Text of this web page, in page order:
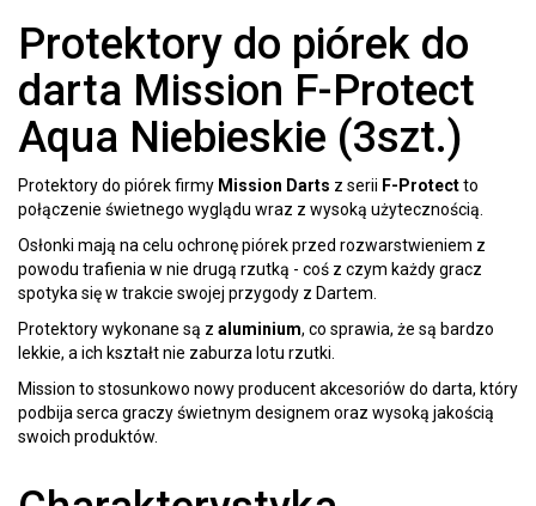
Protektory do piórek do
darta Mission F-Protect
Aqua Niebieskie (3szt.)
Protektory do piórek firmy Mission Darts z serii F-Protectto
połączenie świetnego wyglądu wraz z wysoką użytecznością.
Osłonki mają na celu ochronę piórek przed rozwarstwieniem z
powodu trafienia w nie drugą rzutką - coś z czym każdy gracz
spotyka się w trakcie swojej przygody z Dartem.
Protektory wykonane są z aluminium, co sprawia, że są bardzo
lekkie, a ich kształt nie zaburza lotu rzutki.
Mission to stosunkowo nowy producent akcesoriów do darta, który
podbija serca graczy świetnym designem oraz wysoką jakością
swoich produktów.